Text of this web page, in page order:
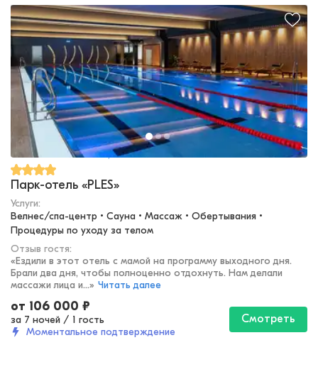
Тамбовская область, Тамбов
Парк-отель «PLES»
Услуги:
Велнес/спа-центр • Сауна • Массаж • Обертывания •
Процедуры по уходу за телом
Отзыв гостя:
«Ездили в этот отель с мамой на программу выходного дня.
Брали два дня, чтобы полноценно отдохнуть. Нам делали
массажи лица и...» Читать далее
от 106 000 ₽
за 7 ночей / 1 гость
Моментальное подтверждение
Смотреть